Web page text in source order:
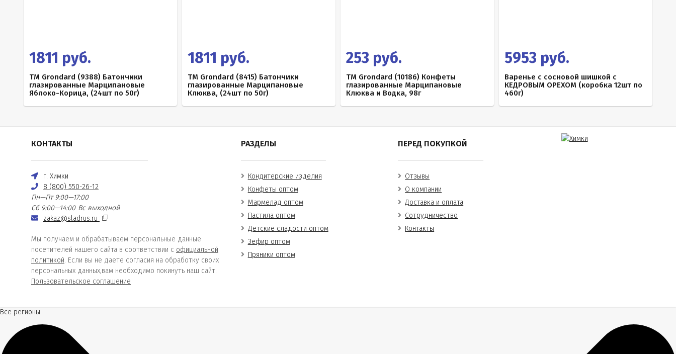
1811 руб.
TM Grondard (9388) Батончики
глазированные Марципановые
Яблоко-Корица, (24шт по 50г)
1811 руб.
TM Grondard (8415) Батончики
глазированные Марципановые
Клюква, (24шт по 50г)
253 руб.
TM Grondard (10186) Конфеты
глазированные Марципановые
Клюква и Водка, 98г
5953 руб.
Варенье с сосновой шишкой с
КЕДРОВЫМ ОРЕХОМ (коробка 12шт по
460г)
КОНТАКТЫ
г. Химки
8 (800) 550-26-12
Пн—Пт 9:00—17:00
Сб 9:00—14:00 Вс выходной
zakaz@sladrus.ru
Мы получаем и обрабатываем персональные данные
посетителей нашего сайта в соответствии с официальной
политикой. Если вы не даете согласия на обработку своих
персональных данных,вам необходимо покинуть наш сайт.
Пользовательское соглашение
РАЗДЕЛЫ
Кондитерские изделия
Конфеты оптом
Мармелад оптом
Пастила оптом
Детские сладости оптом
Зефир оптом
Пряники оптом
ПЕРЕД ПОКУПКОЙ
Отзывы
О компании
Доставка и оплата
Сотрудничество
Контакты
Все регионы